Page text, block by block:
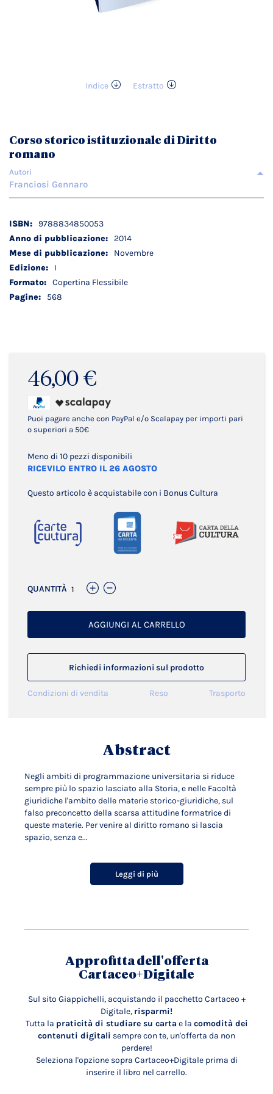
Indice
Estratto
galleria
di
immagini
46,00 €
Puoi pagare anche con PayPal e/o Scalapay per importi pari
o superiori a 50€
Meno di 10 pezzi disponibili
RICEVILO ENTRO IL 26 AGOSTO
Questo articolo è acquistabile con i Bonus Cultura
QUANTITÀ
AGGIUNGI AL CARRELLO
Richiedi informazioni sul prodotto
Condizioni di vendita Reso Trasporto
Corso storico istituzionale di Diritto
romano
Autori
Franciosi Gennaro
Dettagli
tecnici
9788834850053
2014
Novembre
I
Copertina Flessibile
568
Abstract
Negli ambiti di programmazione universitaria si riduce
sempre più lo spazio lasciato alla Storia, e nelle Facoltà
giuridiche l'ambito delle materie storico-giuridiche, sul
falso preconcetto della scarsa attitudine formatrice di
queste materie. Per venire al diritto romano si lascia
spazio, senza e...
Leggi di più
Approfitta dell'offerta
Cartaceo+Digitale
Sul sito Giappichelli, acquistando il pacchetto Cartaceo +
Digitale, risparmi!
Tutta la praticità di studiare su carta e la comodità dei
contenuti digitali sempre con te, un'offerta da non
perdere!
Seleziona l'opzione sopra Cartaceo+Digitale prima di
inserire il libro nel carrello.